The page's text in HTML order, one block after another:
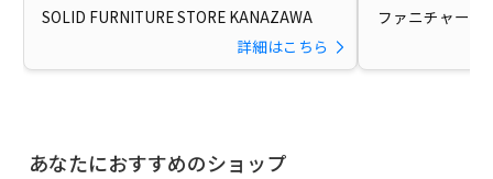
SOLID FURNITURE STORE KANAZAWA
詳細はこちら
ファニチャーエ
あなたにおすすめのショップ